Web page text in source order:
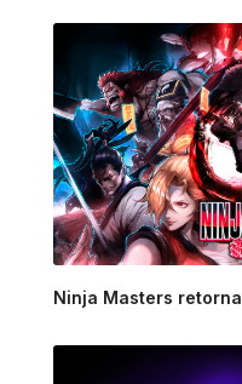
Ninja Masters